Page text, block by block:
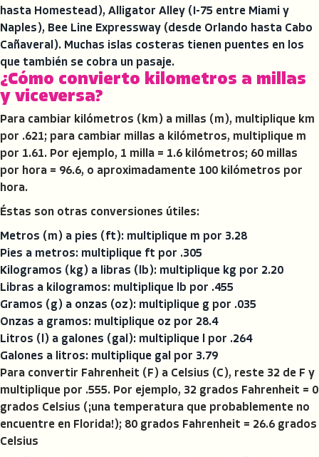
hasta Homestead), Alligator Alley (I-75 entre Miami y
Naples), Bee Line Expressway (desde Orlando hasta Cabo
Cañaveral). Muchas islas costeras tienen puentes en los
que también se cobra un pasaje.
¿Cómo convierto kilometros a millas
y viceversa?
Para cambiar kilómetros (km) a millas (m), multiplique km
por .621; para cambiar millas a kilómetros, multiplique m
por 1.61. Por ejemplo, 1 milla = 1.6 kilómetros; 60 millas
por hora = 96.6, o aproximadamente 100 kilómetros por
hora.
Éstas son otras conversiones útiles:
Metros (m) a pies (ft): multiplique m por 3.28
Pies a metros: multiplique ft por .305
Kilogramos (kg) a libras (lb): multiplique kg por 2.20
Libras a kilogramos: multiplique lb por .455
Gramos (g) a onzas (oz): multiplique g por .035
Onzas a gramos: multiplique oz por 28.4
Litros (l) a galones (gal): multiplique l por .264
Galones a litros: multiplique gal por 3.79
Para convertir Fahrenheit (F) a Celsius (C), reste 32 de F y
multiplique por .555. Por ejemplo, 32 grados Fahrenheit = 0
grados Celsius (¡una temperatura que probablemente no
encuentre en Florida!); 80 grados Fahrenheit = 26.6 grados
Celsius